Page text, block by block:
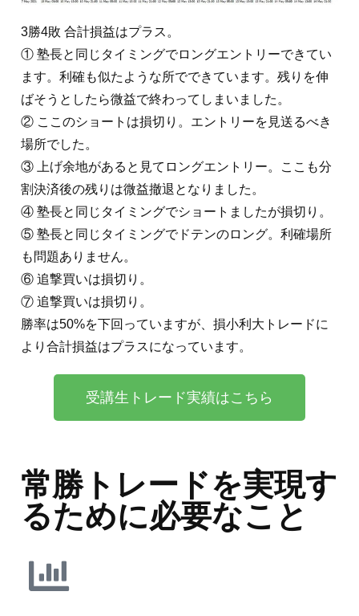
3勝4敗 合計損益はプラス。
① 塾長と同じタイミングでロングエントリーできてい
ます。利確も似たような所でできています。残りを伸
ばそうとしたら微益で終わってしまいました。
② ここのショートは損切り。エントリーを見送るべき
場所でした。
③ 上げ余地があると見てロングエントリー。ここも分
割決済後の残りは微益撤退となりました。
④ 塾長と同じタイミングでショートましたが損切り。
⑤ 塾長と同じタイミングでドテンのロング。利確場所
も問題ありません。
⑥ 追撃買いは損切り。
⑦ 追撃買いは損切り。
勝率は50%を下回っていますが、損小利大トレードに
より合計損益はプラスになっています。
受講生トレード実績はこちら
常勝トレードを実現す
るために必要なこと